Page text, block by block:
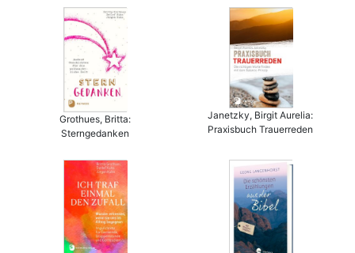
Grothues, Britta:
Sterngedanken
Janetzky, Birgit Aurelia:
Praxisbuch Trauerreden